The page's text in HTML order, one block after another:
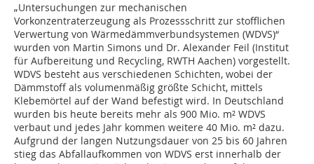
„Untersuchungen zur mechanischen
Vorkonzentraterzeugung als Prozessschritt zur stofflichen
Verwertung von Wärmedämmverbundsystemen (WDVS)“
wurden von Martin Simons und Dr. Alexander Feil (Institut
für Aufbereitung und Recycling, RWTH Aachen) vorgestellt.
WDVS besteht aus verschiedenen Schichten, wobei der
Dämmstoff als volumenmäßig größte Schicht, mittels
Klebemörtel auf der Wand befestigt wird. In Deutschland
wurden bis heute bereits mehr als 900 Mio. m² WDVS
verbaut und jedes Jahr kommen weitere 40 Mio. m² dazu.
Aufgrund der langen Nutzungsdauer von 25 bis 60 Jahren
stieg das Abfallaufkommen von WDVS erst innerhalb der